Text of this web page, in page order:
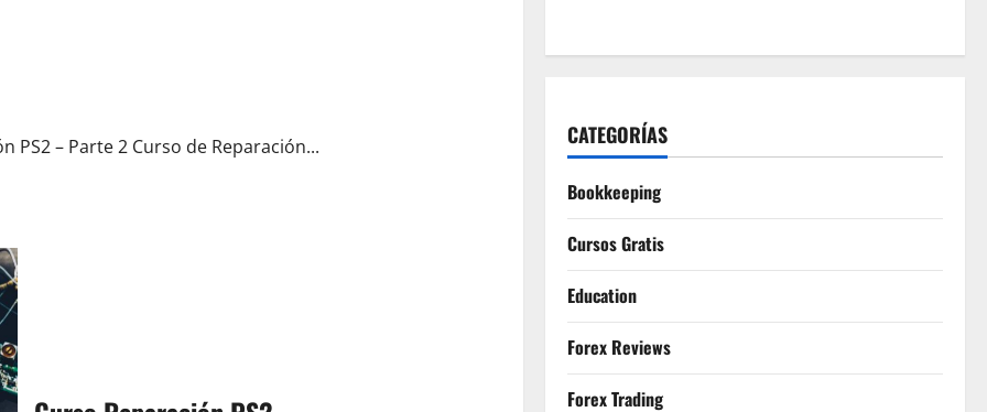
PS2 – Parte 2 Curso de Reparación... CATEGORÍAS
Bookkeeping
Cursos Gratis
Education
Forex Reviews
Forex Trading